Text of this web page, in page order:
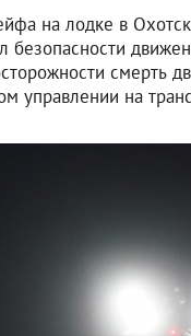
на лодке в
смерть
управлении на